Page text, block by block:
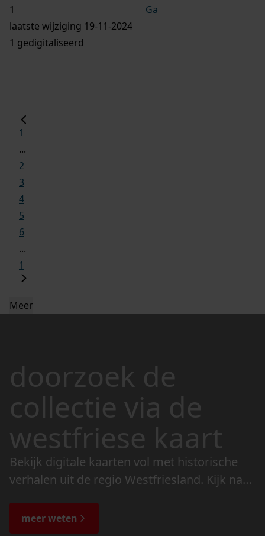
Ga
laatste wijziging 19-11-2024
1 gedigitaliseerd
1
...
2
3
4
5
6
...
1
Meer
doorzoek de
collectie via de
westfriese kaart
Bekijk digitale kaarten vol met historische
verhalen uit de regio Westfriesland. Kijk naar
de bijzondere verhalen.
meer weten